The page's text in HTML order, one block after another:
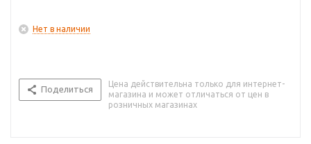
Нет в наличии
Поделиться
Цена действительна только для интернет-
магазина и может отличаться от цен в
розничных магазинах